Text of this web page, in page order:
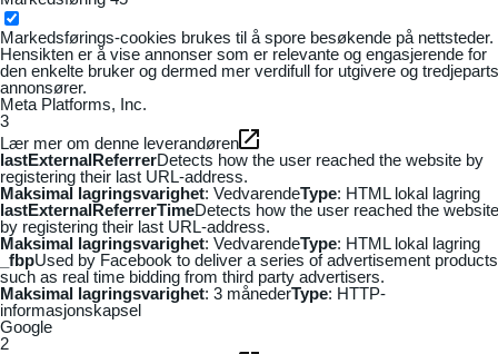
Markedsførings-cookies brukes til å spore besøkende på nettsteder.
Hensikten er å vise annonser som er relevante og engasjerende for
den enkelte bruker og dermed mer verdifull for utgivere og tredjeparts
annonsører.
Meta Platforms, Inc.
3
Lær mer om denne leverandøren
lastExternalReferrerDetects how the user reached the website by
registering their last URL-address.
Maksimal lagringsvarighet: VedvarendeType: HTML lokal lagring
lastExternalReferrerTimeDetects how the user reached the website
by registering their last URL-address.
Maksimal lagringsvarighet: VedvarendeType: HTML lokal lagring
_fbpUsed by Facebook to deliver a series of advertisement products
such as real time bidding from third party advertisers.
Maksimal lagringsvarighet: 3 månederType: HTTP-
informasjonskapsel
Google
2